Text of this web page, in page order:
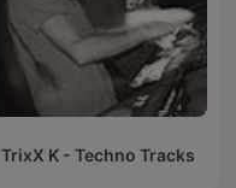
TrixX K - Techno Tracks